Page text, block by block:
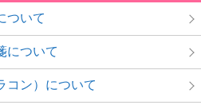
ついて
について
コン）について